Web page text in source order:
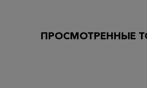
ПРОСМОТРЕННЫЕ